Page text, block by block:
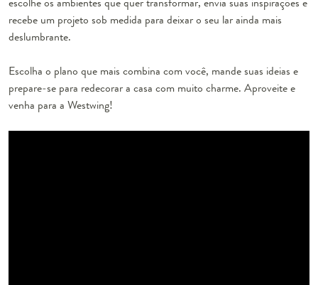
recebe um projeto sob medida para deixar o seu lar ainda mais
deslumbrante.
Escolha o plano que mais combina com você, mande suas ideias e
prepare-se para redecorar a casa com muito charme. Aproveite e
venha para a Westwing!